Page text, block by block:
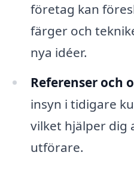
företag kan
färger och
nya idéer.
Referenser och
insyn i tidigare
vilket hjälper dig
utförare.